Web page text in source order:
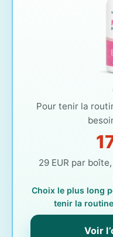
Pour tenir la
29 EUR par
Choix le plus long
tenir la
Voir